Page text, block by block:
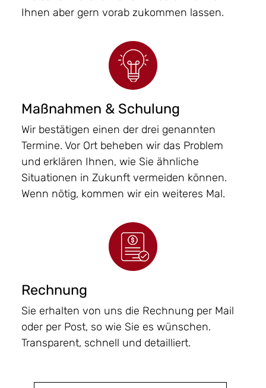
Ihnen aber gern vorab zukommen lassen.
Maßnahmen & Schulung
Wir bestätigen einen der drei genannten
Termine. Vor Ort beheben wir das Problem
und erklären Ihnen, wie Sie ähnliche
Situationen in Zukunft vermeiden können.
Wenn nötig, kommen wir ein weiteres Mal.
Rechnung
Sie erhalten von uns die Rechnung per Mail
oder per Post, so wie Sie es wünschen.
Transparent, schnell und detailliert.